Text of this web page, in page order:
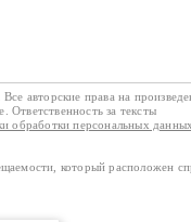
. Все авторские права на
Ответственность за тексты
обработки персональных данных
который расположен